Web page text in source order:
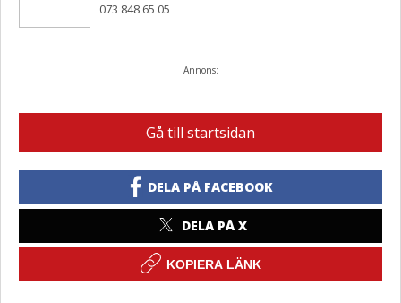
073 848 65 05
Annons:
Gå till startsidan
DELA PÅ FACEBOOK
DELA PÅ X
KOPIERA LÄNK